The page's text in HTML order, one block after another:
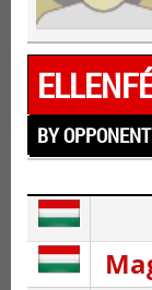
BY OPPONENT